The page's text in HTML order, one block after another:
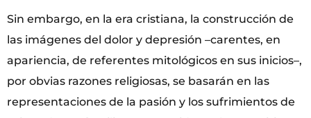
Sin embargo, en la era cristiana, la construcción de
las imágenes del dolor y depresión –carentes, en
apariencia, de referentes mitológicos en sus inicios–,
por obvias razones religiosas, se basarán en las
representaciones de la pasión y los sufrimientos de